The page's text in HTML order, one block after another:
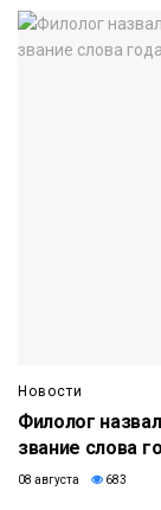
Новости
Филолог
звание слова
08 августа 683